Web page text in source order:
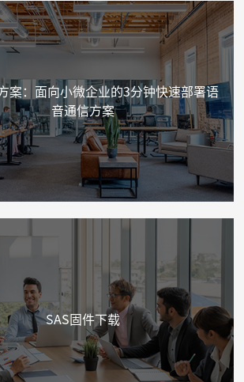
案：面向小微企业的3分钟快速部署语
音通信方案
SAS固件下载